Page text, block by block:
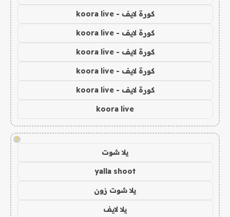
كورة لايف - koora live
كورة لايف - koora live
كورة لايف - koora live
كورة لايف - koora live
كورة لايف - koora live
koora live
!
يلا شوت
yalla shoot
يلا شوت زون
يلا لايف